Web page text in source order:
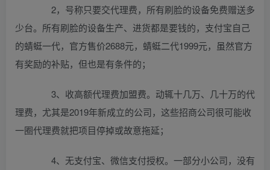
2，号称只要交代理费，所有刷脸的设备免费赠送多
少台。所有刷脸的设备生产、进货都是要钱的，支付宝自己
的蜻蜓一代，官方售价2688元，蜻蜓二代1999元，虽然官方
有奖励的补贴，但也是有条件的；
3、收高额代理费加盟费。动辄十几万、几十万的代
理费，尤其是2019年新成立的公司，这些招商公司很可能收
一圈代理费就把项目停掉或故意拖延；
4、无支付宝、微信支付授权。一部分小公司，没有